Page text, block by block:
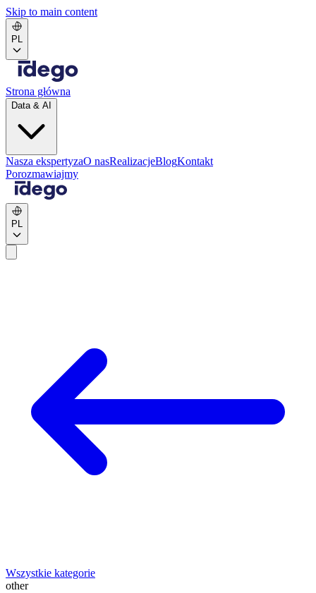
Skip to main content
PL
Strona główna
Data & AI
Nasza ekspertyzaO nasRealizacjeBlogKontakt
Porozmawiajmy
PL
Wszystkie kategorie
other